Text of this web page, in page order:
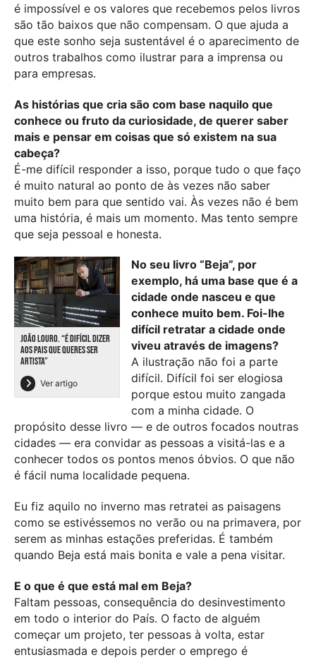
é impossível e os valores que recebemos pelos livros
são tão baixos que não compensam. O que ajuda a
que este sonho seja sustentável é o aparecimento de
outros trabalhos como ilustrar para a imprensa ou
para empresas.
As histórias que cria são com base naquilo que
conhece ou fruto da curiosidade, de querer saber
mais e pensar em coisas que só existem na sua
cabeça?
É-me difícil responder a isso, porque tudo o que faço
é muito natural ao ponto de às vezes não saber
muito bem para que sentido vai. Às vezes não é bem
uma história, é mais um momento. Mas tento sempre
que seja pessoal e honesta.
JOÃO LOURO. “É DIFÍCIL DIZER
AOS PAIS QUE QUERES SER
ARTISTA”
Ver artigo
No seu livro “Beja”, por
exemplo, há uma base que é a
cidade onde nasceu e que
conhece muito bem. Foi-lhe
difícil retratar a cidade onde
viveu através de imagens?
A ilustração não foi a parte
difícil. Difícil foi ser elogiosa
porque estou muito zangada
com a minha cidade. O
propósito desse livro — e de outros focados noutras
cidades — era convidar as pessoas a visitá-las e a
conhecer todos os pontos menos óbvios. O que não
é fácil numa localidade pequena.
Eu fiz aquilo no inverno mas retratei as paisagens
como se estivéssemos no verão ou na primavera, por
serem as minhas estações preferidas. É também
quando Beja está mais bonita e vale a pena visitar.
E o que é que está mal em Beja?
Faltam pessoas, consequência do desinvestimento
em todo o interior do País. O facto de alguém
começar um projeto, ter pessoas à volta, estar
entusiasmada e depois perder o emprego é